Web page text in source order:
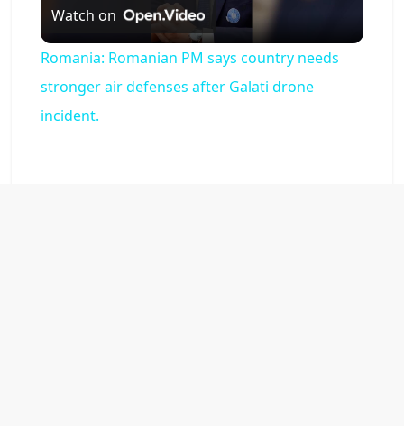
l
a
Watch on
Romania: Romanian PM says country needs
stronger air defenses after Galati drone
incident.